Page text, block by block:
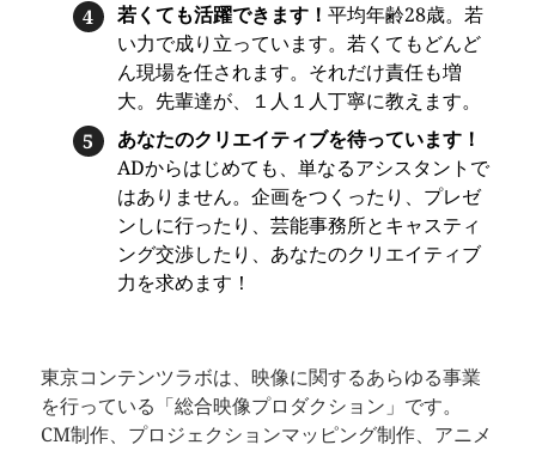
若くても活躍できます！ 平均年齢28歳。若
い力で成り立っています。若くてもどんど
ん現場を任されます。それだけ責任も増
大。先輩達が、１人１人丁寧に教えます。
あなたのクリエイティブを待っています！
ADからはじめても、単なるアシスタントで
はありません。企画をつくったり、プレゼ
ンしに行ったり、芸能事務所とキャスティ
ング交渉したり、あなたのクリエイティブ
力を求めます！
東京コンテンツラボは、映像に関するあらゆる事業
を行っている「総合映像プロダクション」です。
CM制作、プロジェクションマッピング制作、アニメ